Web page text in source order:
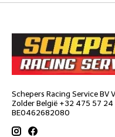
Schepers Racing Service
Zolder België +32 475 57 24
BE0462682080